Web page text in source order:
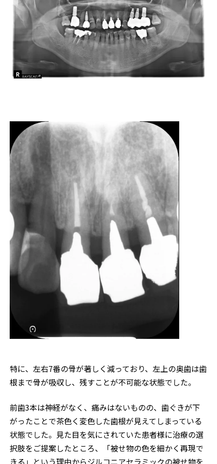
特に、左右7番の骨が著しく減っており、左上の奥歯は歯
根まで骨が吸収し、残すことが不可能な状態でした。
前歯3本は神経がなく、痛みはないものの、歯ぐきが下
がったことで茶色く変色した歯根が見えてしまっている
状態でした。見た目を気にされていた患者様に治療の選
択肢をご提案したところ、「被せ物の色を細かく再現で
きる」という理由からジルコニアセラミックの被せ物を